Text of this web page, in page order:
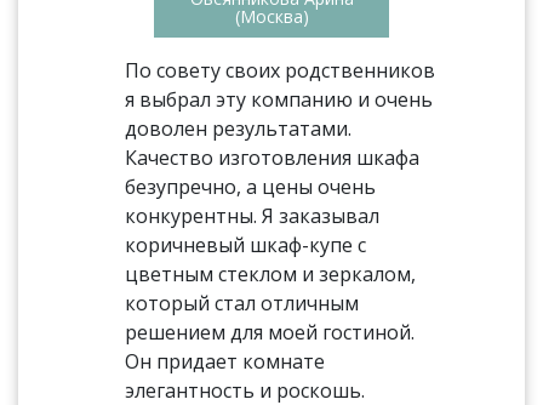
(Москва)
По совету своих родственников
я выбрал эту компанию и очень
доволен результатами.
Качество изготовления шкафа
безупречно, а цены очень
конкурентны. Я заказывал
коричневый шкаф-купе с
цветным стеклом и зеркалом,
который стал отличным
решением для моей гостиной.
Он придает комнате
элегантность и роскошь.